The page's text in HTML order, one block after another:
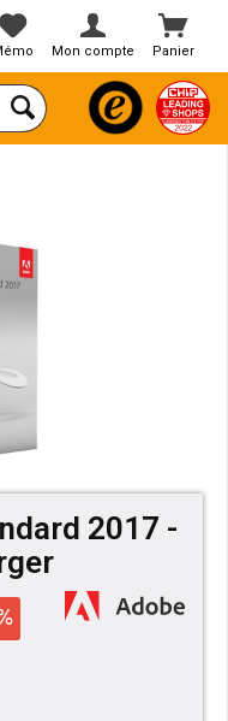
Panier
Mon compte
2017 -